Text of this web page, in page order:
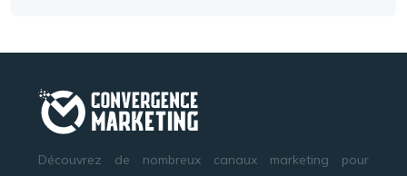
Découvrez de nombreux canaux marketing pour